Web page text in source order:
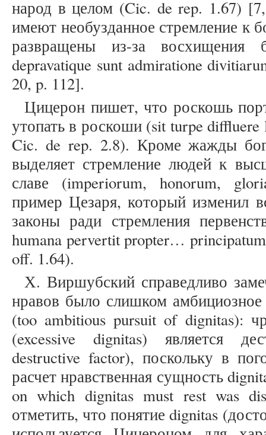
народ в целом (Cic. de rep. 1.67)
имеют необузданное стремление к
развращены из-за восхищения
depravatique sunt admiratione
20, p. 112].
Цицерон пишет, что роскошь
утопать в роскоши (sit turpe
Cic. de rep. 2.8). Кроме жажды
выделяет стремление людей к
славе (imperiorum, honorum,
пример Цезаря, который изменил
законы ради стремления
humana pervertit propter…
off. 1.64).
Х. Виршубский справедливо
нравов было слишком
(too ambitious pursuit of dignitas):
(excessive dignitas) является
destructive factor), поскольку в
расчет нравственная сущность
on which dignitas must rest was
отметить, что понятие dignitas